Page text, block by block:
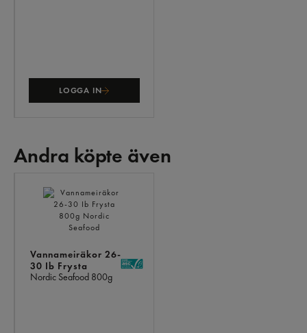
LOGGA IN
Andra köpte även
Vannameiräkor 26-
30 Ib Frysta
Nordic Seafood 800g